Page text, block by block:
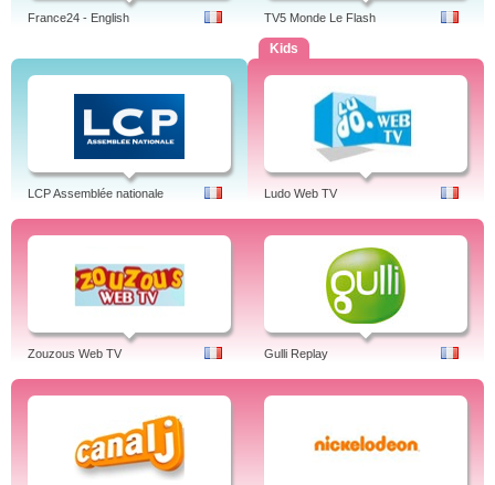
France24 - English TV5 Monde Le Flash
LCP Assemblée nationale
Kids
Ludo Web TV
Zouzous Web TV Gulli Replay